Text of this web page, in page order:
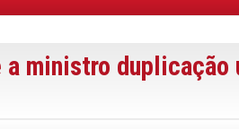
a ministro